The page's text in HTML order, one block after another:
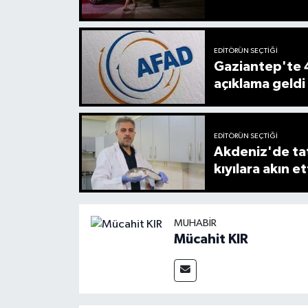
EDITÖRÜN SEÇTIĞI
Gaziantep'te
açıklama geldi
EDITÖRÜN SEÇTIĞI
Akdeniz'de
kıyılara akın
MUHABIR
Mücahit KIR